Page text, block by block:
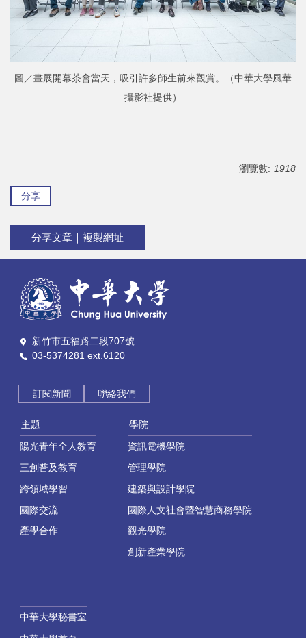
圖／畫展開幕茶會當天，吸引許多師生前來觀賞。（中華大學風華
攝影社提供）
瀏覽數: 1918
分享
分享文章｜複製網址
新竹市五福路二段707號
03-5374281 ext.6120
訂閱新聞 聯絡我們
主題
陽光青年全人教育
三創普及教育
跨領域學習
國際交流
產學合作
學院
資訊電機學院
管理學院
建築與設計學院
國際人文社會暨智慧商務學院
觀光學院
創新產業學院
中華大學秘書室